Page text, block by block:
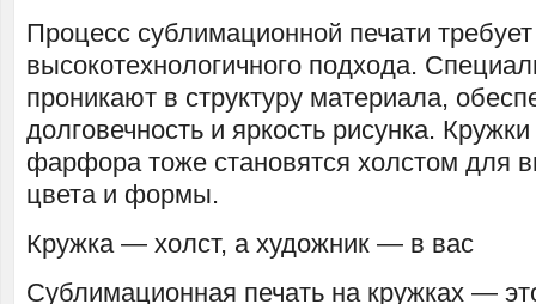
Процесс сублимационной печати требует
высокотехнологичного подхода.
проникают в структуру материала,
долговечность и яркость рисунка.
фарфора тоже становятся холстом для
цвета и формы.
Кружка — холст, а художник — в вас
Сублимационная печать на кружках —